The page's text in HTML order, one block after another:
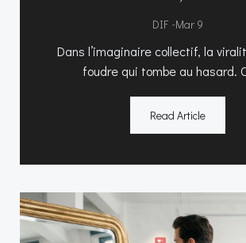
DIF -Mar 9
Dans l’imaginaire collectif, la
foudre qui tombe au hasard.
Read Article